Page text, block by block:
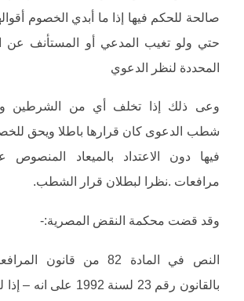
صالحة للحكم فيها إذا ما أبدي الخصوم
حتي ولو تغيب المدعي أو المستأنف عن
المحددة لنظر الدعوي
وعى ذلك إذا تخلف أي من الشرطين
شطب الدعوى كان قرارها باطلا ويحق
مرافعات .نظرا لبطلان قرار الشطب.
وقد قضت محكمة النقض المصرية:-
النص في المادة 82 من قانون
بالقانون رقم 23 لسنة